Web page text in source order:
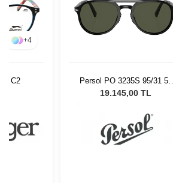
+4
C2
Persol PO 3235S 95/31 55
Unisex Güneş Gözlüğü
19.145,00 TL